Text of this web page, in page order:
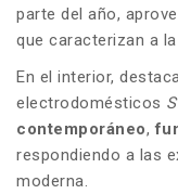
parte del año,
que caracterizan a
En el interior,
electrodomésticos
contemporáneo,
respondiendo a las
moderna.